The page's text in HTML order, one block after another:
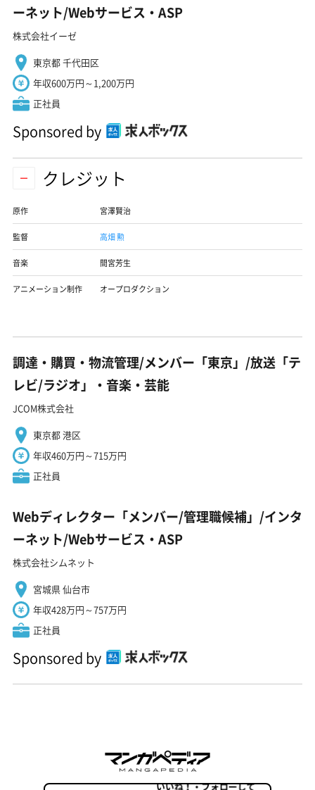
ーネット/Webサービス・ASP
株式会社イーゼ
東京都 千代田区
年収600万円～1,200万円
正社員
Sponsored by
クレジット
原作 宮澤賢治
監督 高畑 勲
音楽 間宮芳生
アニメーション制作 オープロダクション
調達・購買・物流管理/メンバー「東京」/放送「テ
レビ/ラジオ」・音楽・芸能
JCOM株式会社
東京都 港区
年収460万円～715万円
正社員
Webディレクター「メンバー/管理職候補」/インタ
ーネット/Webサービス・ASP
株式会社シムネット
宮城県 仙台市
年収428万円～757万円
正社員
Sponsored by